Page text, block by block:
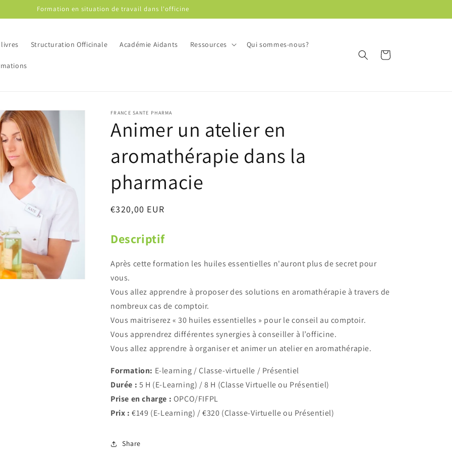
Formation en situation de travail dans l'officine
livres Structuration Officinale Académie Aidants Ressources Qui sommes-nous?
Panier
FRANCE SANTE PHARMA
Animer un atelier en
aromathérapie dans la
pharmacie
Prix
€320,00 EUR
Descriptif
Après cette formation les huiles essentielles n'auront plus de secret pour
vous.
Vous allez apprendre à proposer des solutions en aromathérapie à travers de
nombreux cas de comptoir.
Vous maitriserez « 30 huiles essentielles » pour le conseil au comptoir.
Vous apprendrez différentes synergies à conseiller à l’officine.
Vous allez apprendre à organiser et animer un atelier en aromathérapie.
Formation: E-learning / Classe-virtuelle / Présentiel
Durée : 5 H (E-Learning) / 8 H (Classe Virtuelle ou Présentiel)
Prise en charge : OPCO/FIFPL
Prix : €149 (E-Learning) / €320 (Classe-Virtuelle ou Présentiel)
Share